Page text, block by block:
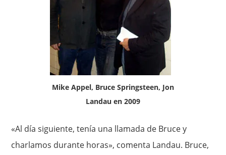
Mike Appel, Bruce Springsteen, Jon
Landau en 2009
«Al día siguiente, tenía una llamada de Bruce y
charlamos durante horas», comenta Landau. Bruce,